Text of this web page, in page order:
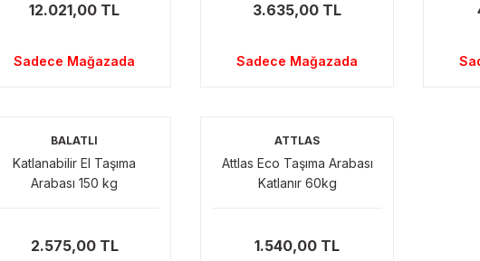
12.021,00 TL
Sadece Mağazada
3.635,00 TL
Sadece Mağazada
BALATLI
Katlanabilir El Taşıma
Arabası 150 kg
2.575,00 TL
ATTLAS
Attlas Eco Taşıma Arabası
Katlanır 60kg
1.540,00 TL